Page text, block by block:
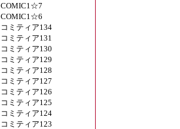
COMIC1☆7
COMIC1☆6
コミティア134
コミティア131
コミティア130
コミティア129
コミティア128
コミティア127
コミティア126
コミティア125
コミティア124
コミティア123